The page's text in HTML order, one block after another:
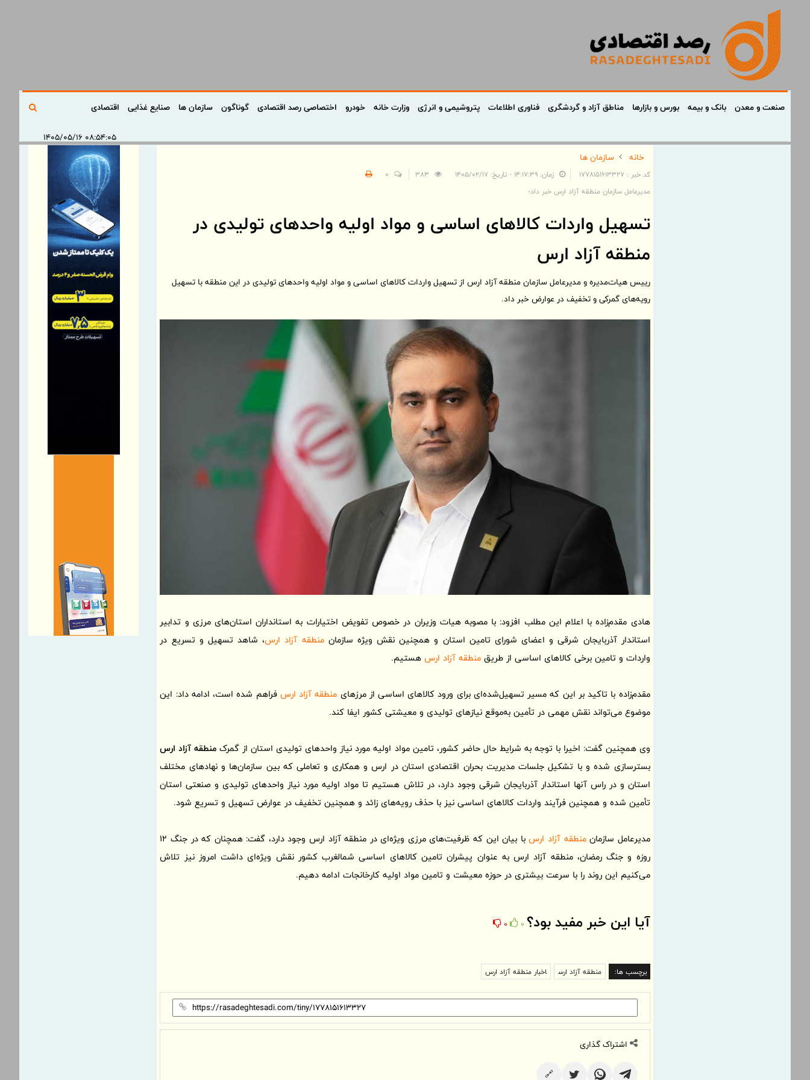
صنعت و معدن بانک و بیمه بورس و بازارها مناطق آزاد و گردشگری فناوری اطلاعات پتروشیمی و انرژی وزارت خانه خودرو اختصاصی رصد اقتصادی گوناگون سازمان ها صنایع غذایی اقتصادی
خانه
سازمان ها
کد خبر : 1778151613327 زمان: ۱۴:۱۷:۳۹ - تاریخ: ۱۴۰۵/۰۲/۱۷
0
مدیرعامل سازمان منطقه آزاد ارس خبر داد؛
تسهیل واردات کالاهای اساسی و مواد اولیه واحدهای تولیدی در
منطقه آزاد ارس
رییس هیات‌مدیره و مدیرعامل سازمان منطقه آزاد ارس از تسهیل واردات کالاهای اساسی و مواد اولیه واحدهای تولیدی در این منطقه با تسهیل
رویه‌های گمرکی و تخفیف در عوارض خبر داد.
هادی مقدم‌زاده با اعلام این مطلب افزود: با مصوبه هیات وزیران در خصوص تفویض اختیارات به استانداران استان‌های مرزی و تدابیر
استاندار آذربایجان شرقی و اعضای شورای تامین استان و همچنین نقش ویژه سازمانمنطقه آزاد ارس، شاهد تسهیل و تسریع در
واردات و تامین برخی کالاهای اساسی از طریقمنطقه آزاد ارس هستیم.
مقدم‌زاده با تاکید بر این که مسیر تسهیل‌شده‌ای برای ورود کالاهای اساسی از مرزهای منطقه آزاد ارس فراهم شده است، ادامه داد: این
موضوع می‌تواند نقش مهمی در تأمین به‌موقع نیازهای تولیدی و معیشتی کشور ایفا کند.
وی همچنین گفت: اخیرا با توجه به شرایط حال حاضر کشور، تامین مواد اولیه مورد نیاز واحدهای تولیدی استان از گمرک منطقه آزاد ارس
بسترسازی شده و با تشکیل جلسات مدیریت بحران اقتصادی استان در ارس و همکاری و تعاملی که بین سازمان‌ها و نهادهای مختلف
استان و در راس آنها استاندار آذربایجان شرقی وجود دارد، در تلاش هستیم تا مواد اولیه مورد نیاز واحدهای تولیدی و صنعتی استان
تأمین شده و همچنین فرآیند واردات کالاهای اساسی نیز با حذف رویه‌های زائد و همچنین تخفیف در عوارض تسهیل و تسریع شود.
مدیرعامل سازمانمنطقه آزاد ارس
با بیان این که ظرفیت‌های مرزی ‌ویژه‌ای در منطقه آزاد ارس وجود دارد، گفت: همچنان که در جنگ 12
روزه و جنگ رمضان، منطقه آزاد ارس به عنوان پیشران تامین کالاهای اساسی شمالغرب کشور نقش ویژه‌ای داشت امروز نیز تلاش
می‌کنیم این روند را با سرعت بیشتری در حوزه معیشت و تامین مواد اولیه کارخانجات ادامه دهیم.
آیا این خبر مفید بود؟ 0
0
برچسب ها: منطقه آزاد ارس اخبار منطقه آزاد ارس
اشتراک گذاری
🔗